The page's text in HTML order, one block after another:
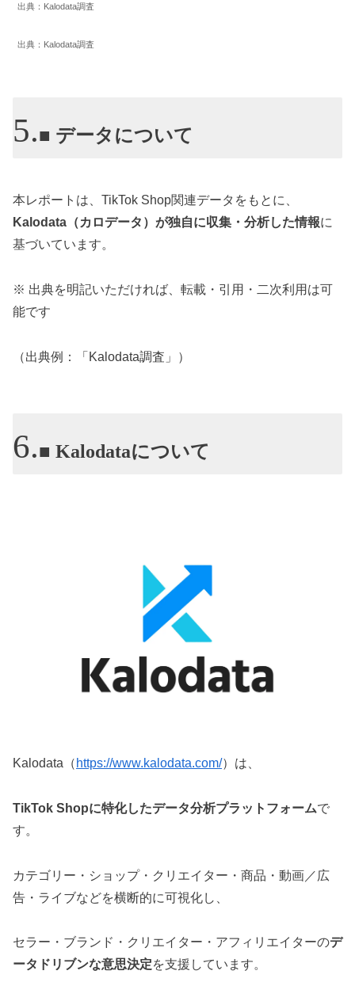
出典：Kalodata調査
出典：Kalodata調査
■ データについて
本レポートは、TikTok Shop関連データをもとに、
Kalodata（カロデータ）が独自に収集・分析した情報に
基づいています。
※ 出典を明記いただければ、転載・引用・二次利用は可
能です
（出典例：「Kalodata調査」）
■ Kalodataについて
Kalodata（ https://www.kalodata.com/）は、
TikTok Shopに特化したデータ分析プラットフォームで
す。
カテゴリー・ショップ・クリエイター・商品・動画／広
告・ライブなどを横断的に可視化し、
セラー・ブランド・クリエイター・アフィリエイターのデ
ータドリブンな意思決定を支援しています。